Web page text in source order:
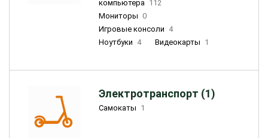
компьютера 112
Мониторы 0
Игровые консоли 4
Ноутбуки 4 Видеокарты 1
Электротранспорт (1)
Самокаты 1